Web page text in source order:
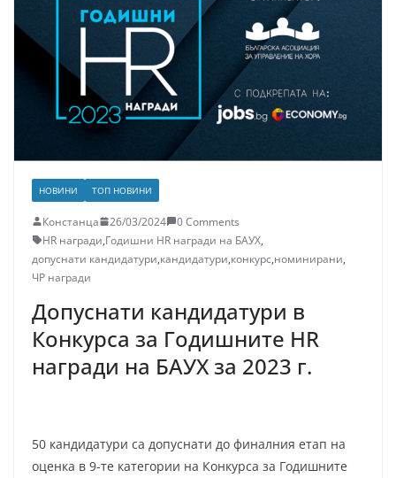
НОВИНИ ТОП НОВИНИ
Констанца 26/03/2024
0 Comments
HR награди,Годишни HR награди на БАУХ,
допуснати кандидатури,кандидатури,конкурс,номинирани,
ЧР награди
Допуснати кандидатури в
Конкурса за Годишните HR
награди на БАУХ за 2023 г.
50 кандидатури са допуснати до финалния етап на
оценка в 9-те категории на Конкурса за Годишните